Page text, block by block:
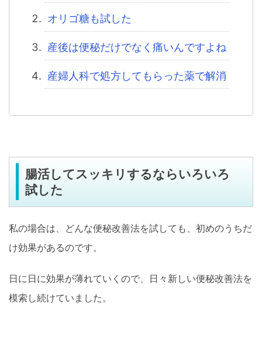
オリゴ糖も試した
産後は便秘だけでなく痛いんですよね
産婦人科で処方してもらった薬で解消
腸活してスッキリするならいろいろ
試した
私の場合は、どんな便秘改善法を試しても、初めのうちだ
け効果があるのです。
日に日に効果が薄れていくので、日々新しい便秘改善法を
模索し続けていました。